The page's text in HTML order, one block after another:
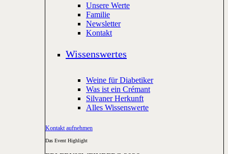
Unsere Werte
Familie
Newsletter
Kontakt
Wissenswertes
Weine für Diabetiker
Was ist ein Crémant
Silvaner Herkunft
Alles Wissenswerte
Kontakt aufnehmen
Das Event Highlight